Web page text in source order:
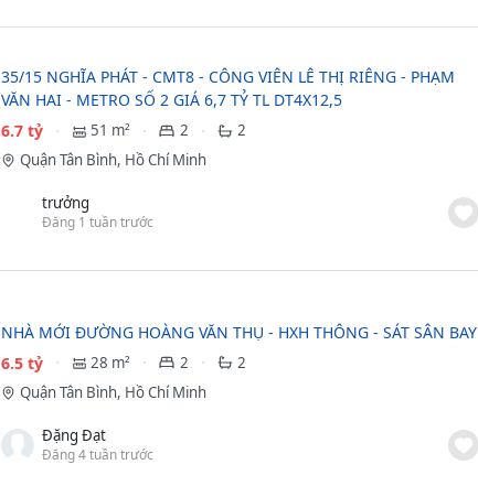
35/15 NGHĨA PHÁT - CMT8 - CÔNG VIÊN LÊ THỊ RIÊNG - PHẠM
VĂN HAI - METRO SỐ 2 GIÁ 6,7 TỶ TL DT4X12,5
6.7 tỷ
51 m² 2
2
Quận Tân Bình, Hồ Chí Minh
trưởng
Đăng 1 tuần trước
NHÀ MỚI ĐƯỜNG HOÀNG VĂN THỤ - HXH THÔNG - SÁT SÂN BAY
6.5 tỷ
28 m² 2
2
Quận Tân Bình, Hồ Chí Minh
Đặng Đạt
Đăng 4 tuần trước